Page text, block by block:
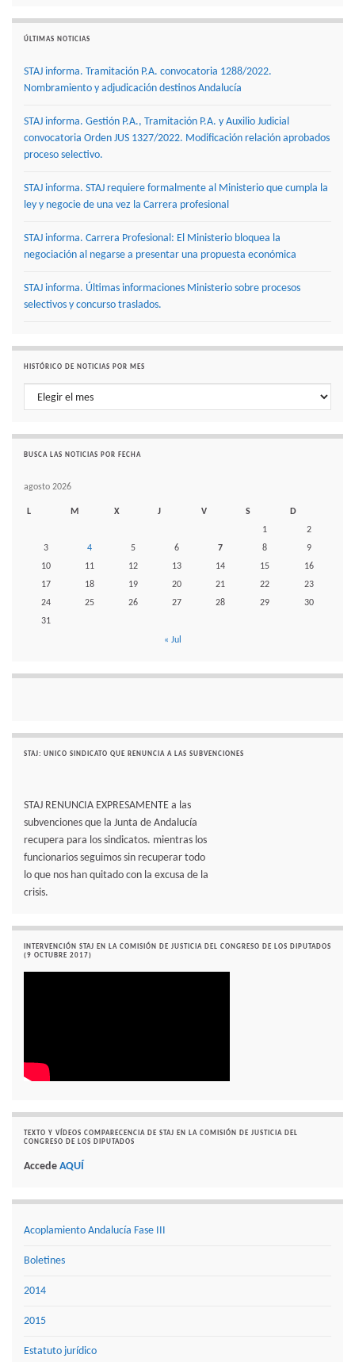
ÚLTIMAS NOTICIAS
STAJ informa. Tramitación P.A. convocatoria 1288/2022.
Nombramiento y adjudicación destinos Andalucía
STAJ informa. Gestión P.A., Tramitación P.A. y Auxilio Judicial
convocatoria Orden JUS 1327/2022. Modificación relación aprobados
proceso selectivo.
STAJ informa. STAJ requiere formalmente al Ministerio que cumpla la
ley y negocie de una vez la Carrera profesional
STAJ informa. Carrera Profesional: El Ministerio bloquea la
negociación al negarse a presentar una propuesta económica
STAJ informa. Últimas informaciones Ministerio sobre procesos
selectivos y concurso traslados.
HISTÓRICO DE NOTICIAS POR MES
Histórico de noticias por mes
BUSCA LAS NOTICIAS POR FECHA
agosto 2026
L M X J V S
D
1
2
3
4 5 6 7 8
9
10
11 12 13 14 15
16
17
18 19 20 21 22
23
24
25 26 27 28 29
30
31
« Jul
STAJ: UNICO SINDICATO QUE RENUNCIA A LAS SUBVENCIONES
STAJ RENUNCIA EXPRESAMENTE a las
subvenciones que la Junta de Andalucía
recupera para los sindicatos. mientras los
funcionarios seguimos sin recuperar todo
lo que nos han quitado con la excusa de la
crisis.
INTERVENCIÓN STAJ EN LA COMISIÓN DE JUSTICIA DEL CONGRESO DE LOS DIPUTADOS
(9 OCTUBRE 2017)
TEXTO Y VÍDEOS COMPARECENCIA DE STAJ EN LA COMISIÓN DE JUSTICIA DEL
CONGRESO DE LOS DIPUTADOS
Accede AQUÍ
Acoplamiento Andalucía Fase III
Boletines
2014
2015
Estatuto jurídico